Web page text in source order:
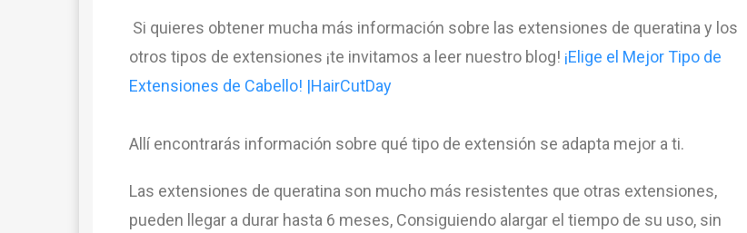
Si quieres obtener mucha más información sobre las extensiones de queratina y los
otros tipos de extensiones ¡te invitamos a leer nuestro blog! ¡Elige el Mejor Tipo de
Extensiones de Cabello! |HairCutDay
Allíencontrarás información sobre qué tipo de extensión se adapta mejor a ti.
Las extensiones de queratina son mucho más resistentes que otras extensiones,
pueden llegar a durar hasta 6 meses, Consiguiendo alargar el tiempo de su uso, sin